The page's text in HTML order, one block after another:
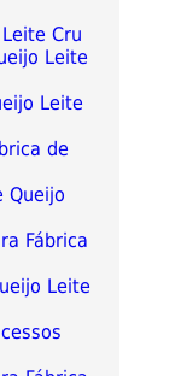
Cru
Leite
Leite
de
Queijo
Fábrica
Leite